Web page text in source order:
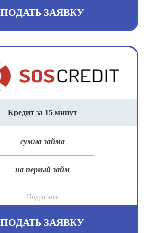
ПОДАТЬ ЗАЯВКУ
Кредит за 15 минут
сумма займа
на первый займ
Подробнее
ПОДАТЬ ЗАЯВКУ